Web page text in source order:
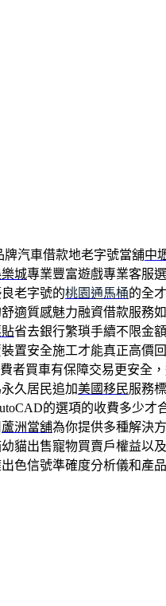
汽車借款地老字號當舖中
樂城專業豐富遊戲專業客服
老字號的桃園通馬桶的全
適質感魅力融資借款服務
省去銀行繁瑣手續不限金
置安全施工才能真正高價
者買車有保障交易更安全
久居民追加美國移民服務
的選項的收費多少才
蘆洲當舖為你提供多種解決
貓出售寵物買賣戶權益以及
色信號準確度分析儀和產品